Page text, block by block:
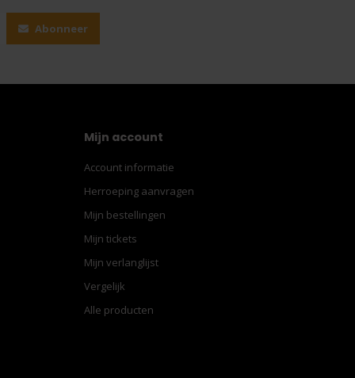
Abonneer
Mijn account
Account informatie
Herroeping aanvragen
Mijn bestellingen
Mijn tickets
Mijn verlanglijst
Vergelijk
Alle producten